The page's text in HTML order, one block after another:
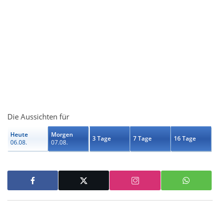
Die Aussichten für
Heute
06.08.
Morgen
07.08.
3 Tage 7 Tage 16 Tage